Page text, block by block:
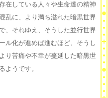
在している人々や生命達の精神
乱に、より満ち溢れた暗黒世界
、それゆえ、そうした並行世界
ル化が進めば進むほど、そうし
り苦痛や不幸が蔓延した暗黒世
ようです。